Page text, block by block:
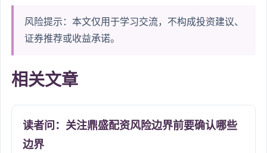
风险提示：本文仅用于学习交流，不构成投资建议、
证券推荐或收益承诺。
相关文章
读者问：关注鼎盛配资风险边界前要确认哪些
边界